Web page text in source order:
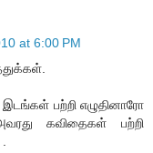
at 6:00 PM
இடங்கள் பற்றி எழுதினாரோ
கவிதைகள் பற்றி